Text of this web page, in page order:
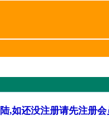
,如还没注册请先注册